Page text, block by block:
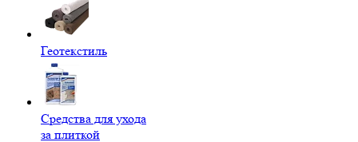
Геотекстиль
Средства для ухода
за плиткой